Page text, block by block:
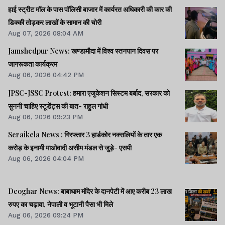
हाई स्ट्रीट मॉल के पास पॉलिसी बाजार में कार्यरत अधिकारी की कार की
डिक्की तोड़कर लाखों के सामान की चोरी
Aug 07, 2026 08:04 AM
Jamshedpur News: खण्डामौदा में विश्व स्तनपान दिवस पर
जागरूकता कार्यक्रम
Aug 06, 2026 04:42 PM
JPSC-JSSC Protest: हमारा एजुकेशन सिस्टम बर्बाद, सरकार को
सुननी चाहिए स्टूडेंट्स की बात- राहुल गांधी
Aug 06, 2026 09:23 PM
Seraikela News : गिरफ्तार 3 हार्डकोर नक्सलियों के तार एक
करोड़ के इनामी माओवादी असीम मंडल से जुड़े- एसपी
Aug 06, 2026 04:04 PM
Deoghar News: बाबाधाम मंदिर के दानपेटी में आए करीब 23 लाख
रुपए का चढ़ावा, नेपाली व भूटानी पैसा भी मिले
Aug 06, 2026 09:24 PM